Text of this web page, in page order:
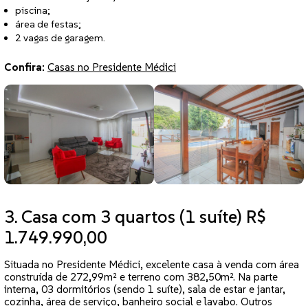
piscina;
área de festas;
2 vagas de garagem.
Confira: Casas no Presidente Médici
3. Casa com 3 quartos (1 suíte) R$
1.749.990,00
Situada no Presidente Médici, excelente casa à venda com área
construída de 272,99m² e terreno com 382,50m². Na parte
interna, 03 dormitórios (sendo 1 suíte), sala de estar e jantar,
cozinha, área de serviço, banheiro social e lavabo. Outros